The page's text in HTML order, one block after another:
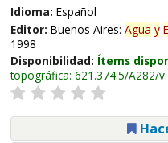
Idioma: Español
Editor: Buenos Aires: Agua y
1998
Disponibilidad: Ítems
topográfica: 621.374.5/A282/